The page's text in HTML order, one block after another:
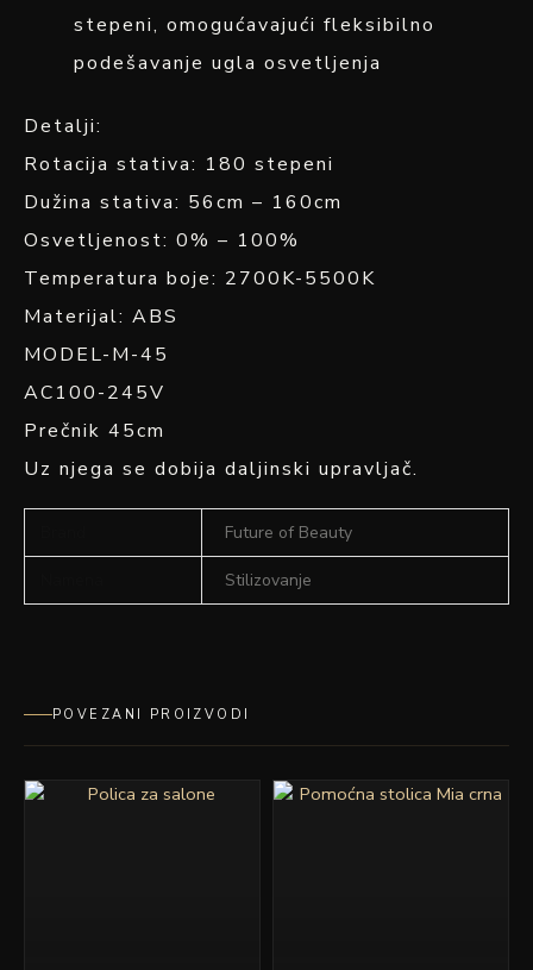
stepeni, omogućavajući fleksibilno
podešavanje ugla osvetljenja
Detalji:
Rotacija stativa: 180 stepeni
Dužina stativa: 56cm – 160cm
Osvetljenost: 0% – 100%
Temperatura boje: 2700K-5500K
Materijal: ABS
MODEL-M-45
AC100-245V
Prečnik 45cm
Uz njega se dobija daljinski upravljač.
Future of Beauty
Stilizovanje
POVEZANI PROIZVODI